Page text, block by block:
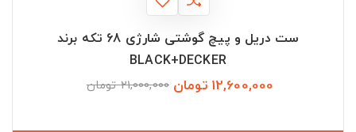
ست دریل و پیچ گوشتی شارژی 68 تکه برند
BLACK+DECKER
12,600,000 تومان 21,000,000 تومان